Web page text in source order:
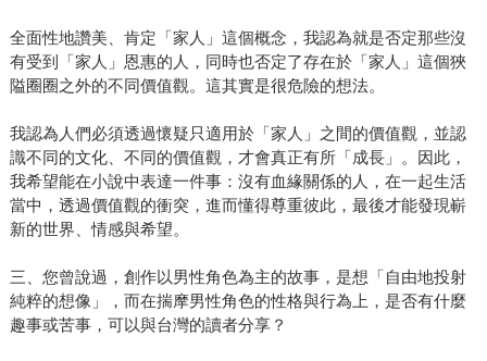
全面性地讚美、肯定「家人」這個概念，我認為就是否定那些沒
有受到「家人」恩惠的人，同時也否定了存在於「家人」這個狹
隘圈圈之外的不同價值觀。這其實是很危險的想法。
我認為人們必須透過懷疑只適用於「家人」之間的價值觀，並認
識不同的文化、不同的價值觀，才會真正有所「成長」。因此，
我希望能在小說中表達一件事：沒有血緣關係的人，在一起生活
當中，透過價值觀的衝突，進而懂得尊重彼此，最後才能發現嶄
新的世界、情感與希望。
三、您曾說過，創作以男性角色為主的故事，是想「自由地投射
純粹的想像」，而在揣摩男性角色的性格與行為上，是否有什麼
趣事或苦事，可以與台灣的讀者分享？